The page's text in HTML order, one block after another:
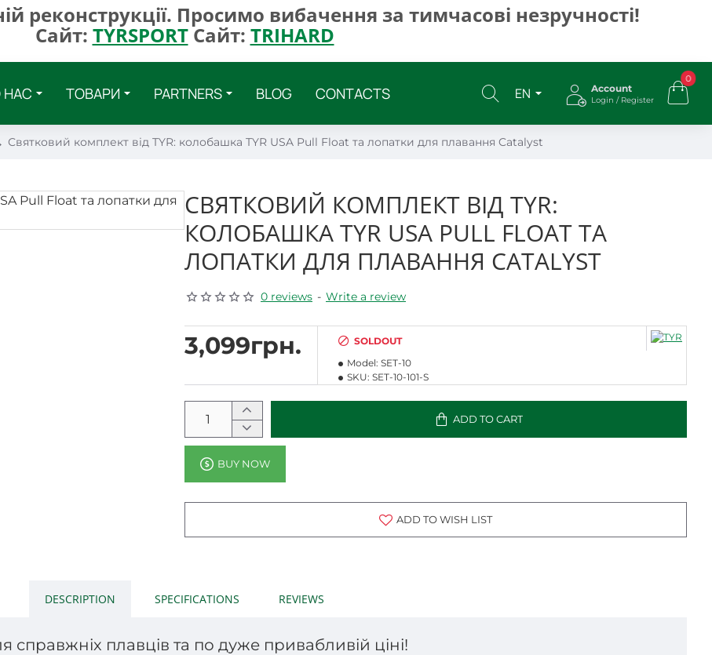
реконструкції. Просимо вибачення за тимчасові незручності!
Сайт: TYRSPORTСайт: TRIHARD
НАС ТОВАРИ PARTNERS BLOG CONTACTS EN Account
Login / Register
0
Святковий комплект від TYR: колобашка TYR USA Pull Float та лопатки для плавання Catalyst
СВЯТКОВИЙ КОМПЛЕКТ ВІД TYR:
КОЛОБАШКА TYR USA PULL FLOAT ТА
ЛОПАТКИ ДЛЯ ПЛАВАННЯ CATALYST
0 reviews - Write a review
3,099грн.
SOLDOUT
Model: SET-10
SKU: SET-10-101-S
ADD TO CART
BUY NOW
ADD TO WISH LIST
DESCRIPTION SPECIFICATIONS REVIEWS
справжніх плавців та по дуже привабливій ціні!